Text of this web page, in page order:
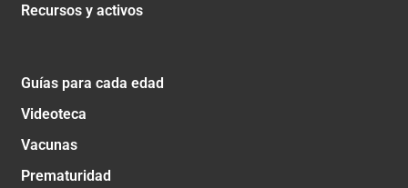
Recursos y activos
Guías para cada edad
Videoteca
Vacunas
Prematuridad